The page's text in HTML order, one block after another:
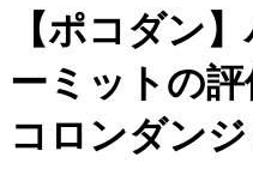
【ポコダン
ーミットの
コロンダンジ